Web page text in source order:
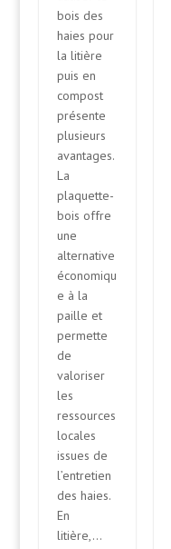
bois des
haies pour
la litière
puis en
compost
présente
plusieurs
avantages.
La
plaquette-
bois offre
une
alternative
économiqu
e à la
paille et
permette
de
valoriser
les
ressources
locales
issues de
l’entretien
des haies.
En
litière,...